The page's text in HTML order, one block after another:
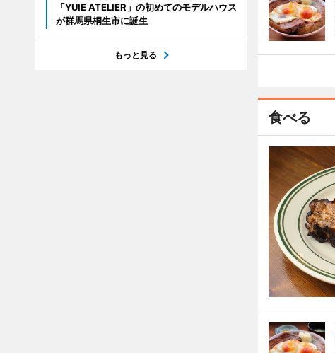
食べる
「YUIE ATELIER」の初めてのモデルハウス
が群馬県桐生市に誕生
もっと見る